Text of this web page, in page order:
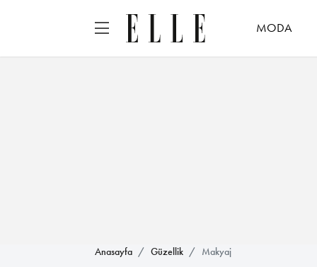
MODA
Anasayfa Güzellik Makyaj